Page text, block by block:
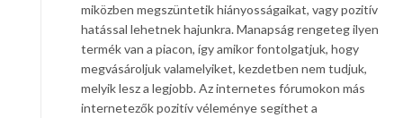
miközben megszüntetik hiányosságaikat, vagy pozitív
hatással lehetnek hajunkra. Manapság rengeteg ilyen
termék van a piacon, így amikor fontolgatjuk, hogy
megvásároljuk valamelyiket, kezdetben nem tudjuk,
melyik lesz a legjobb. Az internetes fórumokon más
internetezők pozitív véleménye segíthet a